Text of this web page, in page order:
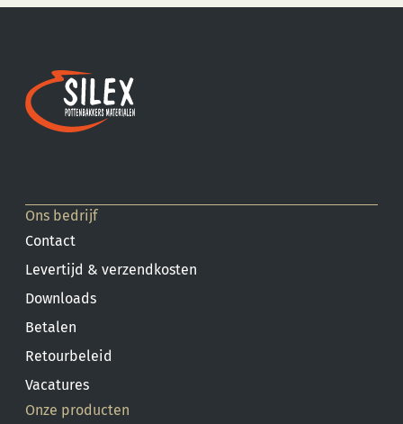
Ons bedrijf
Contact
Levertijd & verzendkosten
Downloads
Betalen
Retourbeleid
Vacatures
Onze producten